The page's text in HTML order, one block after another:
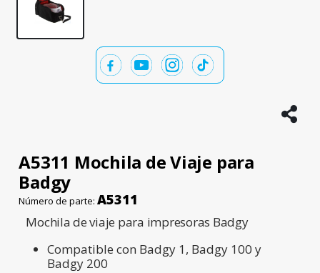
A5311 Mochila de Viaje para
Badgy
Número de parte:A5311
Mochila de viaje para impresoras Badgy
Compatible con Badgy 1, Badgy 100 y
Badgy 200